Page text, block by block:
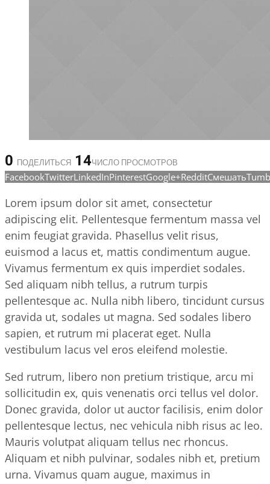
0 ПОДЕЛИТЬСЯ 14ЧИСЛО ПРОСМОТРОВ
FacebookTwitterLinkedInPinterestGoogle+RedditСмешать
Lorem ipsum dolor sit amet, consectetur
adipiscing elit. Pellentesque fermentum massa vel
enim feugiat gravida. Phasellus velit risus,
euismod a lacus et, mattis condimentum augue.
Vivamus fermentum ex quis imperdiet sodales.
Sed aliquam nibh tellus, a rutrum turpis
pellentesque ac. Nulla nibh libero, tincidunt cursus
gravida ut, sodales ut magna. Sed sodales libero
sapien, et rutrum mi placerat eget. Nulla
vestibulum lacus vel eros eleifend molestie.
Sed rutrum, libero non pretium tristique, arcu mi
sollicitudin ex, quis venenatis orci tellus vel dolor.
Donec gravida, dolor ut auctor facilisis, enim dolor
pellentesque lectus, nec vehicula nibh risus ac leo.
Mauris volutpat aliquam tellus nec rhoncus.
Aliquam et nibh pulvinar, sodales nibh et, pretium
urna. Vivamus quam augue, maximus in